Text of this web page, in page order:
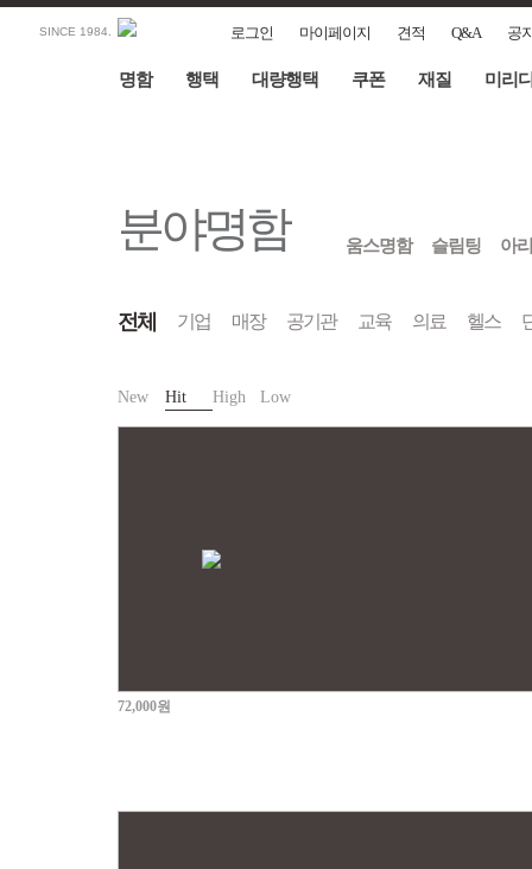
SINCE 1984. 로그인 마이페이지 견적 Q&A 공
명함 행택 대량행택 쿠폰 재질 미리
분야명함 움스명함 슬림팅 아
전체 기업 매장 공기관 교육 의료 헬스
New Hit High Low
72,000원